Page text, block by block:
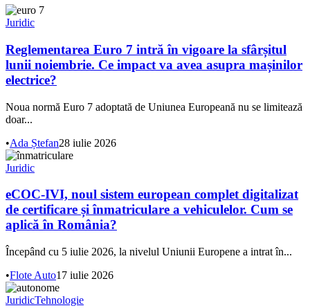
Juridic
Reglementarea Euro 7 intră în vigoare la sfârșitul
lunii noiembrie. Ce impact va avea asupra mașinilor
electrice?
Noua normă Euro 7 adoptată de Uniunea Europeană nu se limitează
doar...
•Ada Ștefan28 iulie 2026
Juridic
eCOC-IVI, noul sistem european complet digitalizat
de certificare și înmatriculare a vehiculelor. Cum se
aplică în România?
Începând cu 5 iulie 2026, la nivelul Uniunii Europene a intrat în...
•Flote Auto17 iulie 2026
JuridicTehnologie